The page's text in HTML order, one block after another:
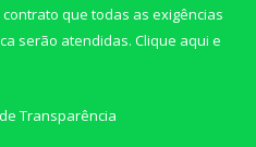
que todas as exigências
serão atendidas. Clique aqui e
Transparência